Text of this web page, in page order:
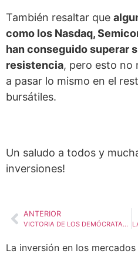
También resaltar que
como los Nasdaq,
han conseguido superar
resistencia, pero esto no
a pasar lo mismo en el
bursátiles.
Un saludo a todos y
inversiones!
ANTERIOR
VICTORIA DE LOS DEMÓCRATAS EN EL SENADO DE EEUU: IMPLICACIONES PARA LOS MERCADOS Y PARA NUESTRAS CARTERAS
La inversión en los